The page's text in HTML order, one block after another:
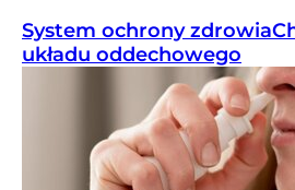
System ochrony zdrowia
układu oddechowego